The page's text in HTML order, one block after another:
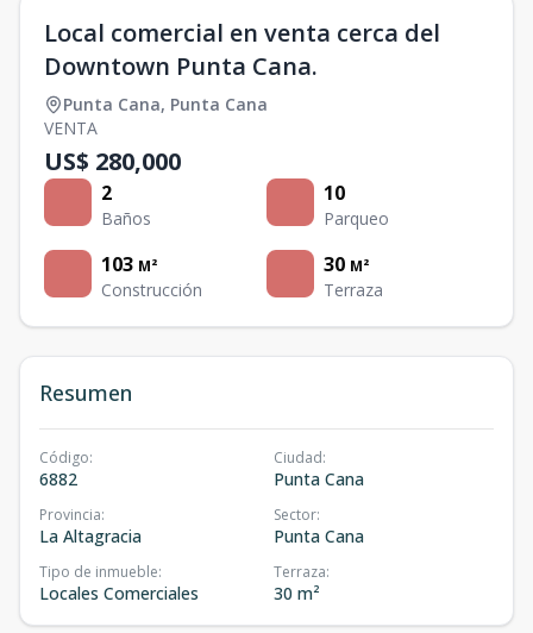
Local comercial en venta cerca del
Downtown Punta Cana.
Punta Cana, Punta Cana
VENTA
US$ 280,000
2
Baños
10
Parqueo
103 M²
Construcción
30 M²
Terraza
Resumen
Código:
6882
Ciudad:
Punta Cana
Provincia:
La Altagracia
Sector:
Punta Cana
Tipo de inmueble:
Locales Comerciales
Terraza:
30 m²